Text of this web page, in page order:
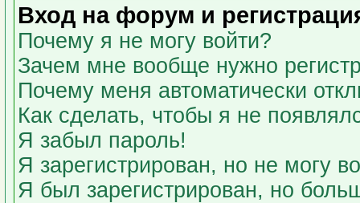
Вход на форум и
Почему я не могу войти?
Зачем мне вообще нужно
Почему меня автоматически
Как сделать, чтобы я не
Я забыл пароль!
Я зарегистрирован, но не могу
Я был зарегистрирован, но